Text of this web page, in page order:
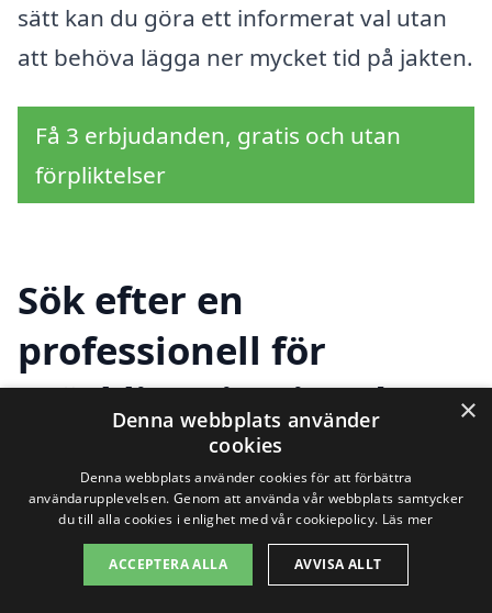
sätt kan du göra ett informerat val utan
att behöva lägga ner mycket tid på jakten.
Få 3 erbjudanden, gratis och utan
förpliktelser
Sök efter en
professionell för
gräsklippning i andra
städer nära Karesuando
Att hitta professionell hjälp för
gräsklippning i Karesuandokan vara en
×
Denna webbplats använder
cookies
Denna webbplats använder cookies för att förbättra
användarupplevelsen. Genom att använda vår webbplats samtycker
du till alla cookies i enlighet med vår cookiepolicy. Läs mer
ACCEPTERA ALLA AVVISA ALLT